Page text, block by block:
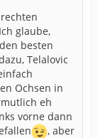
glaube,
besten
Telalovic
Ochsen in
eh
vorne dann
, aber